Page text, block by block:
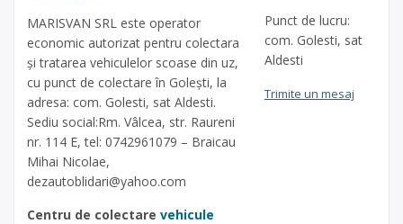
MARISVAN SRL este operator
economic autorizat pentru colectara
și tratarea vehiculelor scoase din uz,
cu punct de colectare în Golești, la
adresa: com. Golesti, sat Aldesti.
Sediu social:Rm. Vâlcea, str. Raureni
nr. 114 E, tel: 0742961079 – Braicau
Mihai Nicolae,
dezautoblidari@yahoo.com
Centru de colectare vehicule
Punct de lucru:
com. Golesti, sat
Aldesti
Trimite un mesaj